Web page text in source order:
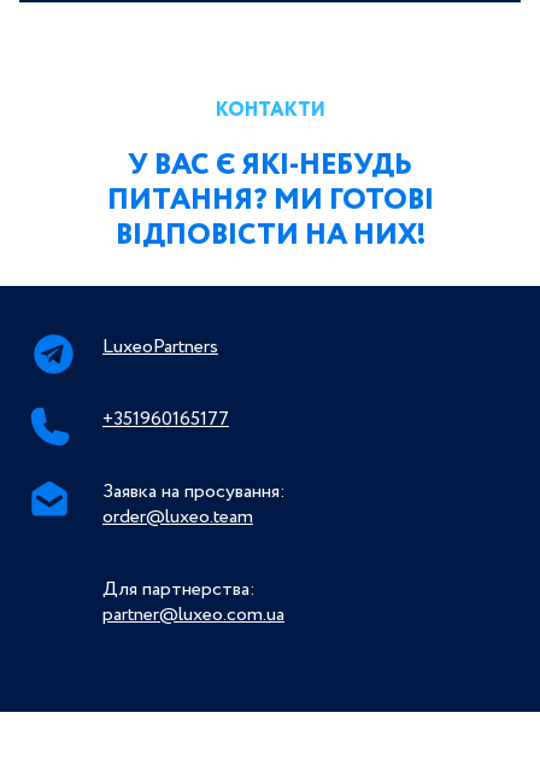
КОНТАКТИ
У ВАС Є ЯКІ-НЕБУДЬ
ПИТАННЯ? МИ ГОТОВІ
ВІДПОВІСТИ НА НИХ!
LuxeoPartners
+351960165177
Заявка на просування:
order@luxeo.team
Для партнерства:
partner@luxeo.com.ua